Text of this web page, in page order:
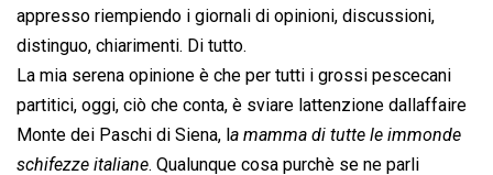
appresso riempiendo i giornali di opinioni, discussioni,
distinguo, chiarimenti. Di tutto.
La mia serena opinione è che per tutti i grossi pescecani
partitici, oggi, ciò che conta, è sviare lattenzione dallaffaire
Monte dei Paschi di Siena, l a mamma di tutte le immonde
schifezze italiane. Qualunque cosa purchè se ne parli